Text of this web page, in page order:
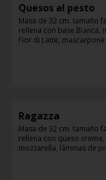
Quesos al pesto
Masa de 32 cm. tamaño
rellena con base Bianca,
Fior di Latte,
Ragazza
Masa de 32 cm. tamaño
rellena con queso crema,
mozzarella, láminas de